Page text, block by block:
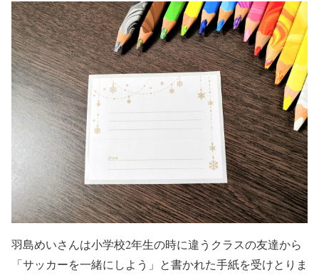
羽島めいさんは小学校2年生の時に違うクラスの友達から
「サッカーを一緒にしよう」と書かれた手紙を受けとりま